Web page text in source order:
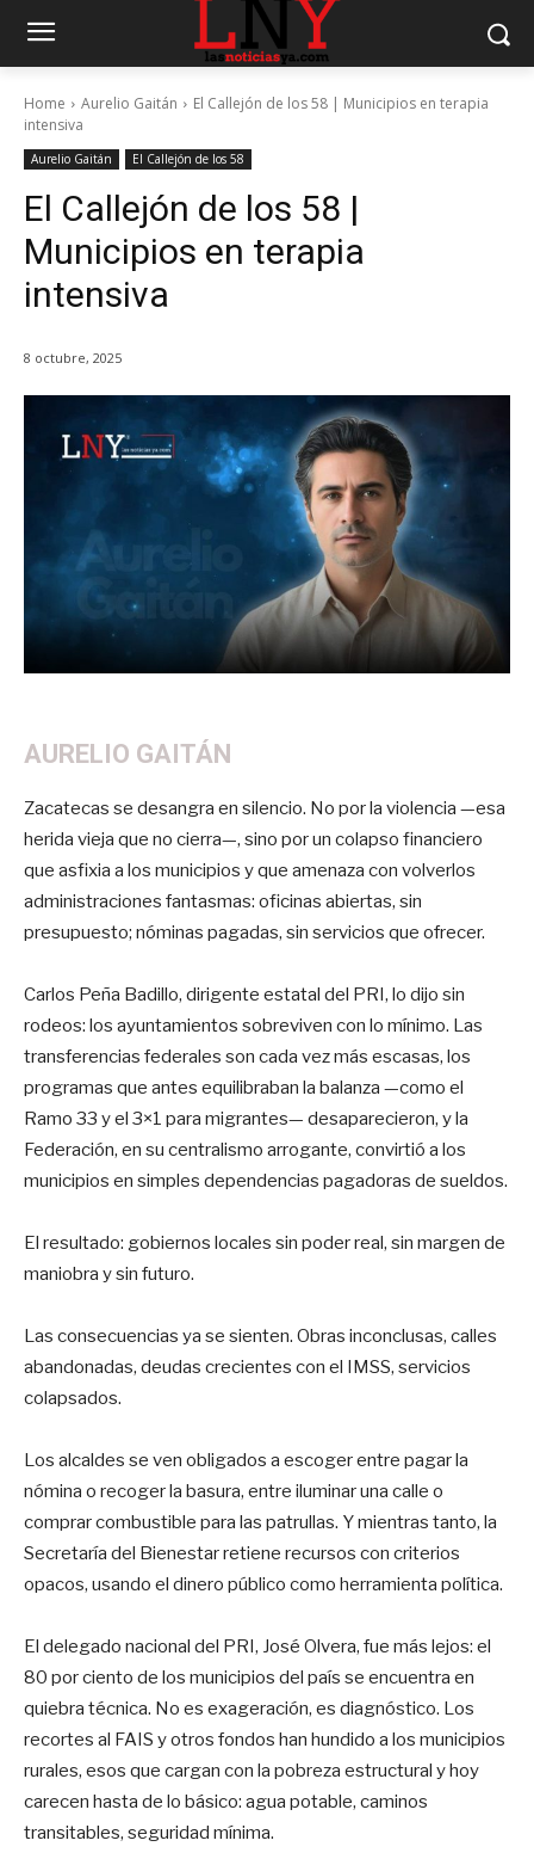
Home Aurelio Gaitán
El Callejón de los 58 | Municipios en terapia
intensiva
Aurelio Gaitán El Callejón de los 58
El Callejón de los 58 |
Municipios en terapia
intensiva
8 octubre, 2025
AURELIO GAITÁN
Zacatecas se desangra en silencio. No por la violencia —esa
herida vieja que no cierra—, sino por un colapso financiero
que asfixia a los municipios y que amenaza con volverlos
administraciones fantasmas: oficinas abiertas, sin
presupuesto; nóminas pagadas, sin servicios que ofrecer.
Carlos Peña Badillo, dirigente estatal del PRI, lo dijo sin
rodeos: los ayuntamientos sobreviven con lo mínimo. Las
transferencias federales son cada vez más escasas, los
programas que antes equilibraban la balanza —como el
Ramo 33 y el 3×1 para migrantes— desaparecieron, y la
Federación, en su centralismo arrogante, convirtió a los
municipios en simples dependencias pagadoras de sueldos.
El resultado: gobiernos locales sin poder real, sin margen de
maniobra y sin futuro.
Las consecuencias ya se sienten. Obras inconclusas, calles
abandonadas, deudas crecientes con el IMSS, servicios
colapsados.
Los alcaldes se ven obligados a escoger entre pagar la
nómina o recoger la basura, entre iluminar una calle o
comprar combustible para las patrullas. Y mientras tanto, la
Secretaría del Bienestar retiene recursos con criterios
opacos, usando el dinero público como herramienta política.
El delegado nacional del PRI, José Olvera, fue más lejos: el
80 por ciento de los municipios del país se encuentra en
quiebra técnica. No es exageración, es diagnóstico. Los
recortes al FAIS y otros fondos han hundido a los municipios
rurales, esos que cargan con la pobreza estructural y hoy
carecen hasta de lo básico: agua potable, caminos
transitables, seguridad mínima.